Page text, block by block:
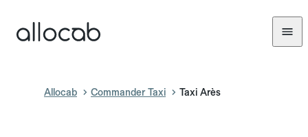
Allocab Commander Taxi Taxi Arès